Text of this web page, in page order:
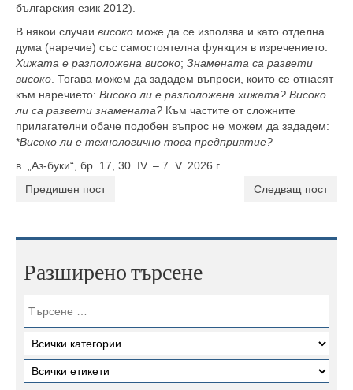
българския език 2012).
В някои случаи високо може да се използва и като отделна
дума (наречие) със самостоятелна функция в изречението:
Хижата е разположена високо; Знамената са развети
високо . Тогава можем да зададем въпроси, които се отнасят
към наречието: Високо ли е разположена хижата? Високо
ли са развети знамената? Към частите от сложните
прилагателни обаче подобен въпрос не можем да зададем:
*Високо ли е технологично това предприятие?
в. „Аз-буки“, бр. 17, 30. IV. – 7. V. 2026 г.
Предишен пост
Следващ пост
Разширено търсене